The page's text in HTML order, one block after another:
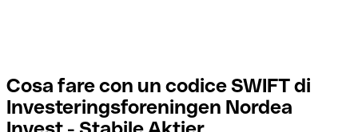
Cosa fare con un codice SWIFT di
Investeringsforeningen Nordea